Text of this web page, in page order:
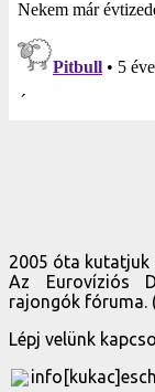
2005 óta
Az Eurovíziós
rajongók fóruma.
Lépj velünk